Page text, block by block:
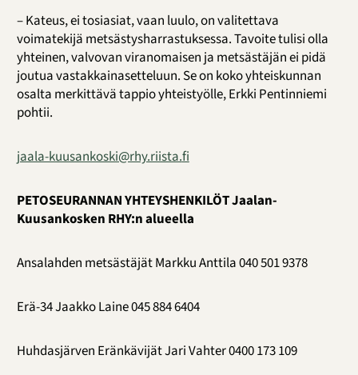
– Kateus, ei tosiasiat, vaan luulo, on valitettava
voimatekijä metsästysharrastuksessa. Tavoite tulisi olla
yhteinen, valvovan viranomaisen ja metsästäjän ei pidä
joutua vastakkainasetteluun. Se on koko yhteiskunnan
osalta merkittävä tappio yhteistyölle, Erkki Pentinniemi
pohtii.
jaala-kuusankoski@rhy.riista.fi
PETOSEURANNAN YHTEYSHENKILÖT Jaalan-
Kuusankosken RHY:n alueella
Ansalahden metsästäjät Markku Anttila 040 501 9378
Erä-34 Jaakko Laine 045 884 6404
Huhdasjärven Eränkävijät Jari Vahter 0400 173 109